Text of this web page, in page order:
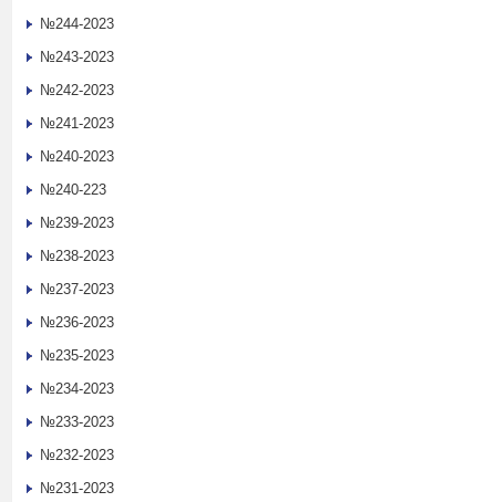
№244-2023
№243-2023
№242-2023
№241-2023
№240-2023
№240-223
№239-2023
№238-2023
№237-2023
№236-2023
№235-2023
№234-2023
№233-2023
№232-2023
№231-2023